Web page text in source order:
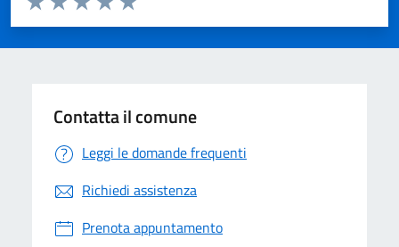
Valuta 5 stelle su 5
Valuta 4 stelle su 5
Valuta 3 stelle su 5
Valuta 2 stelle su 5
Valuta 1 stelle su 5
Contatta il comune
Leggi le domande frequenti
Richiedi assistenza
Prenota appuntamento